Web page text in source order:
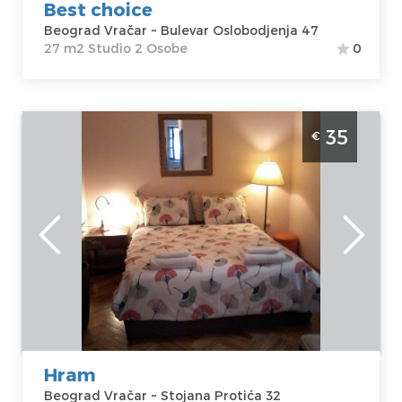
Best choice
Beograd Vračar ~ Bulevar Oslobodjenja 47
27 m2 Studio 2 Osobe
0
Jednosobni Apartman Hram u Beogradu - Lokacija
Lokacija:
Beograd Vračar
Adresa:Stojana
Protića 32
35 €
Gosti:2
Kvadratura :25
m2
Struktura :
Jednosoban
€ 35
Hram
Beograd Vračar ~ Stojana Protića 32